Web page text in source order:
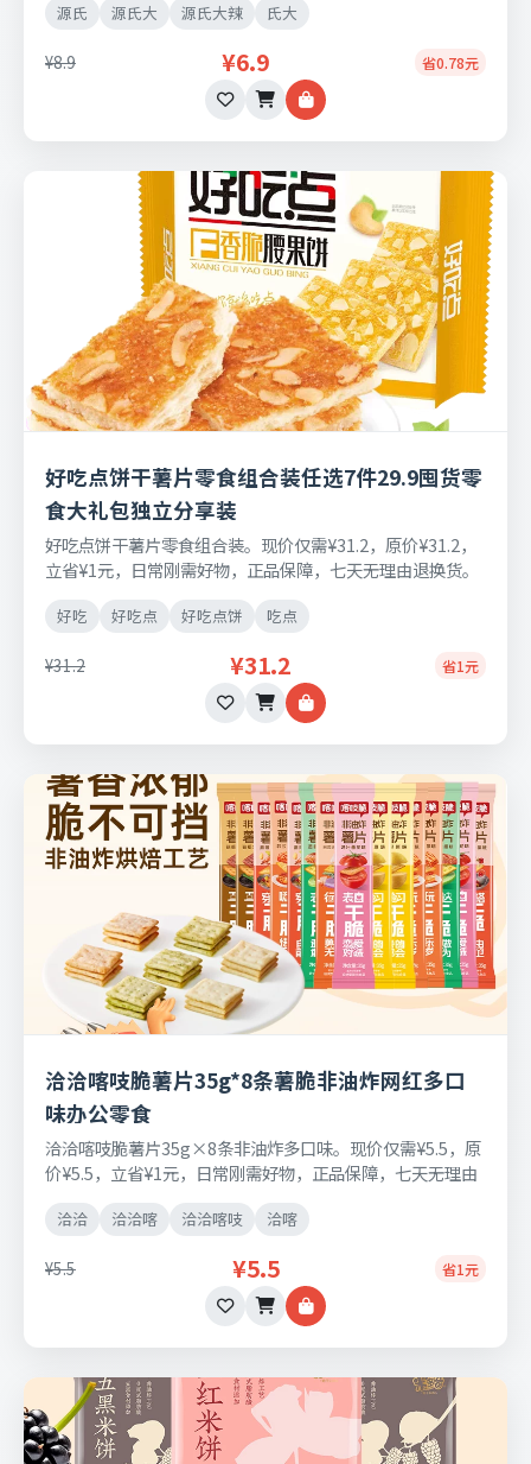
源氏 源氏大 源氏大辣 氏大
¥8.9 ¥6.9 省0.78元
好吃点饼干薯片零食组合装任选7件29.9囤货零
食大礼包独立分享装
好吃点饼干薯片零食组合装。现价仅需¥31.2，原价¥31.2，
立省¥1元，日常刚需好物，正品保障，七天无理由退换货。
好吃 好吃点 好吃点饼 吃点
¥31.2 ¥31.2 省1元
洽洽喀吱脆薯片35g*8条薯脆非油炸网红多口
味办公零食
洽洽喀吱脆薯片35g×8条非油炸多口味。现价仅需¥5.5，原
价¥5.5，立省¥1元，日常刚需好物，正品保障，七天无理由
洽洽 洽洽喀 洽洽喀吱 洽喀
¥5.5 ¥5.5 省1元